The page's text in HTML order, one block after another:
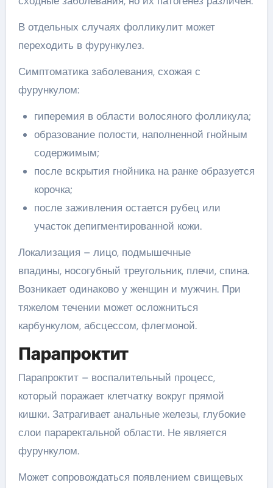
В отдельных случаях фолликулит может
переходить в фурункулез.
Симптоматика заболевания, схожая с
фурункулом:
гиперемия в области волосяного фолликула;
образование полости, наполненной гнойным
содержимым;
после вскрытия гнойника на ранке образуется
корочка;
после заживления остается рубец или
участок депигментированной кожи.
Локализация – лицо, подмышечные
впадины, носогубный треугольник, плечи, спина.
Возникает одинаково у женщин и мужчин. При
тяжелом течении может осложниться
карбункулом, абсцессом, флегмоной.
Парапроктит
Парапроктит – воспалительный процесс,
который поражает клетчатку вокруг прямой
кишки. Затрагивает анальные железы, глубокие
слои параректальной области. Не является
фурункулом.
Может сопровождаться появлением свищевых